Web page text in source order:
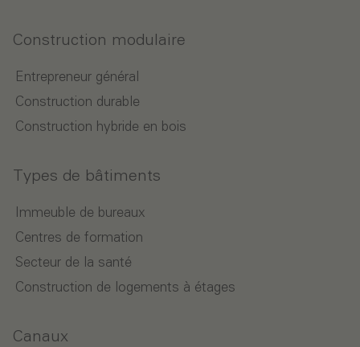
Construction modulaire
Entrepreneur général
Construction durable
Construction hybride en bois
Types de bâtiments
Immeuble de bureaux
Centres de formation
Secteur de la santé
Construction de logements à étages
Canaux